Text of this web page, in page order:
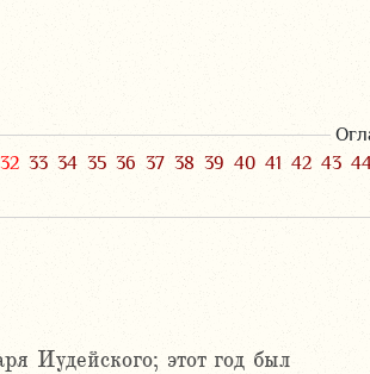
32 33 34 35 36 37 38 39 40 41 42 43
Иудейского; этот год был